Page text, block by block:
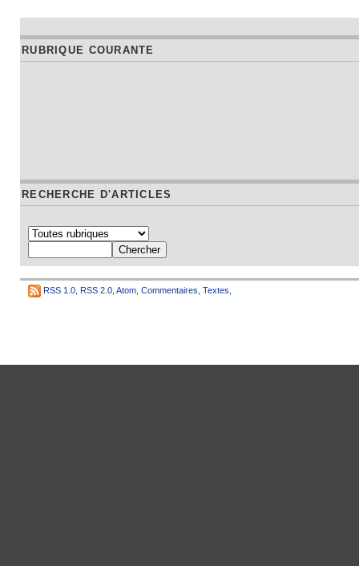
RUBRIQUE COURANTE
RECHERCHE D'ARTICLES
RSS 1.0 RSS 2.0 Atom Commentaires Textes